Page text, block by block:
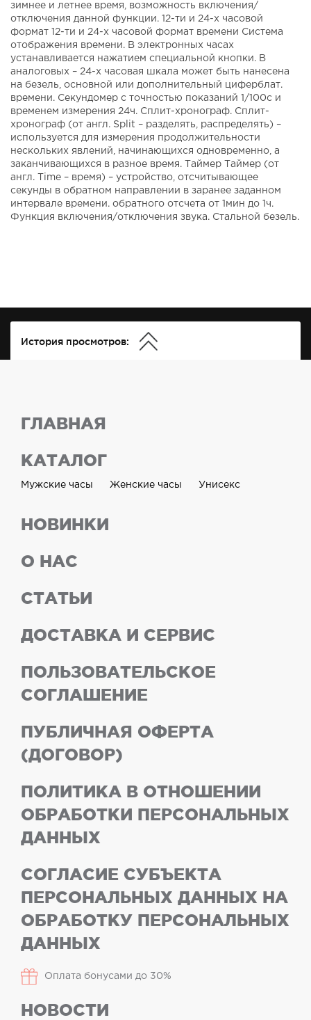
зимнее и летнее время, возможность включения/
отключения данной функции. 12-ти и 24-х часовой
формат 12-ти и 24-х часовой формат времени Система
отображения времени. В электронных часах
устанавливается нажатием специальной кнопки. В
аналоговых – 24-х часовая шкала может быть нанесена
на безель, основной или дополнительный циферблат.
времени. Секундомер с точностью показаний 1/100с и
временем измерения 24ч. Сплит-хронограф. Сплит-
хронограф (от англ. Split – разделять, распределять) –
используется для измерения продолжительности
нескольких явлений, начинающихся одновременно, а
заканчивающихся в разное время. Таймер Таймер (от
англ. Time – время) – устройство, отсчитывающее
секунды в обратном направлении в заранее заданном
интервале времени. обратного отсчета от 1мин до 1ч.
Функция включения/отключения звука. Стальной безель.
История просмотров:
ГЛАВНАЯ
КАТАЛОГ
Мужские часы Женские часы Унисекс
НОВИНКИ
О НАС
СТАТЬИ
ДОСТАВКА И СЕРВИС
ПОЛЬЗОВАТЕЛЬСКОЕ
СОГЛАШЕНИЕ
ПУБЛИЧНАЯ ОФЕРТА
(ДОГОВОР)
ПОЛИТИКА В ОТНОШЕНИИ
ОБРАБОТКИ ПЕРСОНАЛЬНЫХ
ДАННЫХ
СОГЛАСИЕ СУБЪЕКТА
ПЕРСОНАЛЬНЫХ ДАННЫХ НА
ОБРАБОТКУ ПЕРСОНАЛЬНЫХ
ДАННЫХ
Оплата бонусами до 30%
НОВОСТИ